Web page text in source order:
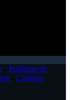
Politique de
Cookies